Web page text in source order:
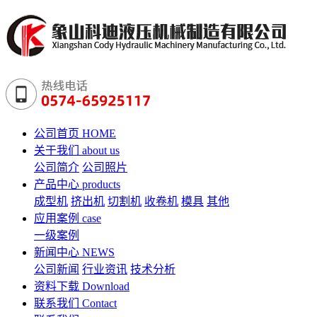
公司首页 HOME
关于我们
about us
公司简介 公司照片
产品中心 products
成型机 挤出机 切割机 收卷机 模具 其他
应用案例 case
一级案例
新闻中心 NEWS
公司新闻 行业资讯 技术分析
资料下载 Download
联系我们
Contact